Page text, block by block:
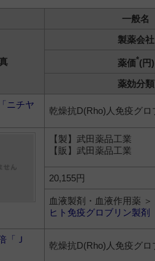
一般名
製薬会社
薬価*(円)
薬効分類
ニチヤ
乾燥抗D(Rho)人免疫グロ
【製】武田薬品工業
【販】武田薬品工業
20,155円
血液製剤・血液作用薬 ＞
ヒト免疫グロブリン製剤
「Ｊ
乾燥抗D(Rho)人免疫グロ